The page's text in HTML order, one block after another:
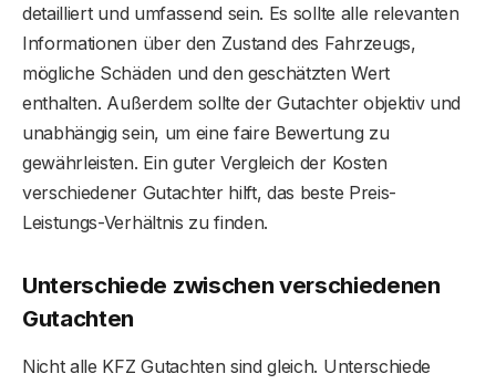
detailliert und umfassend sein. Es sollte alle relevanten
Informationen über den Zustand des Fahrzeugs,
mögliche Schäden und den geschätzten Wert
enthalten. Außerdem sollte der Gutachter objektiv und
unabhängig sein, um eine faire Bewertung zu
gewährleisten. Ein guter Vergleich der Kosten
verschiedener Gutachter hilft, das beste Preis-
Leistungs-Verhältnis zu finden.
Unterschiede zwischen verschiedenen
Gutachten
Nicht alle KFZ Gutachten sind gleich. Unterschiede